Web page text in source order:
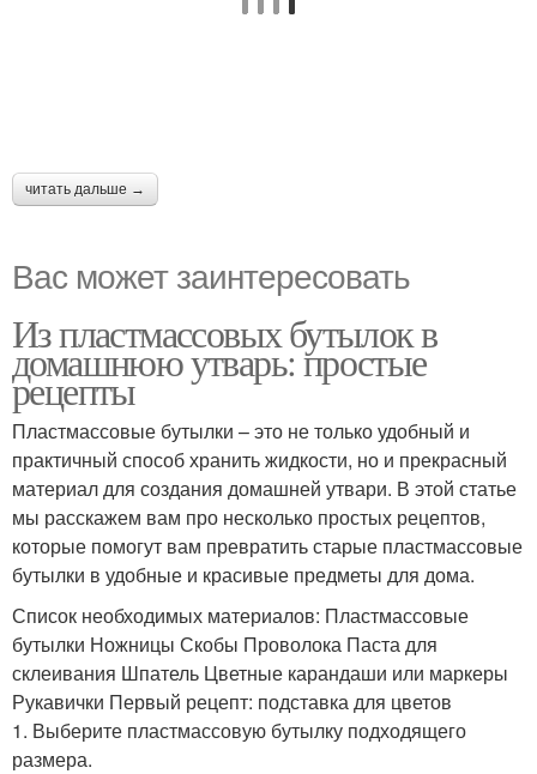
читать дальше →
Вас может заинтересовать
Из пластмассовых бутылок в
домашнюю утварь: простые
рецепты
Пластмассовые бутылки – это не только удобный и
практичный способ хранить жидкости, но и прекрасный
материал для создания домашней утвари. В этой статье
мы расскажем вам про несколько простых рецептов,
которые помогут вам превратить старые пластмассовые
бутылки в удобные и красивые предметы для дома.
Список необходимых материалов: Пластмассовые
бутылки Ножницы Скобы Проволока Паста для
склеивания Шпатель Цветные карандаши или маркеры
Рукавички Первый рецепт: подставка для цветов
1. Выберите пластмассовую бутылку подходящего
размера.